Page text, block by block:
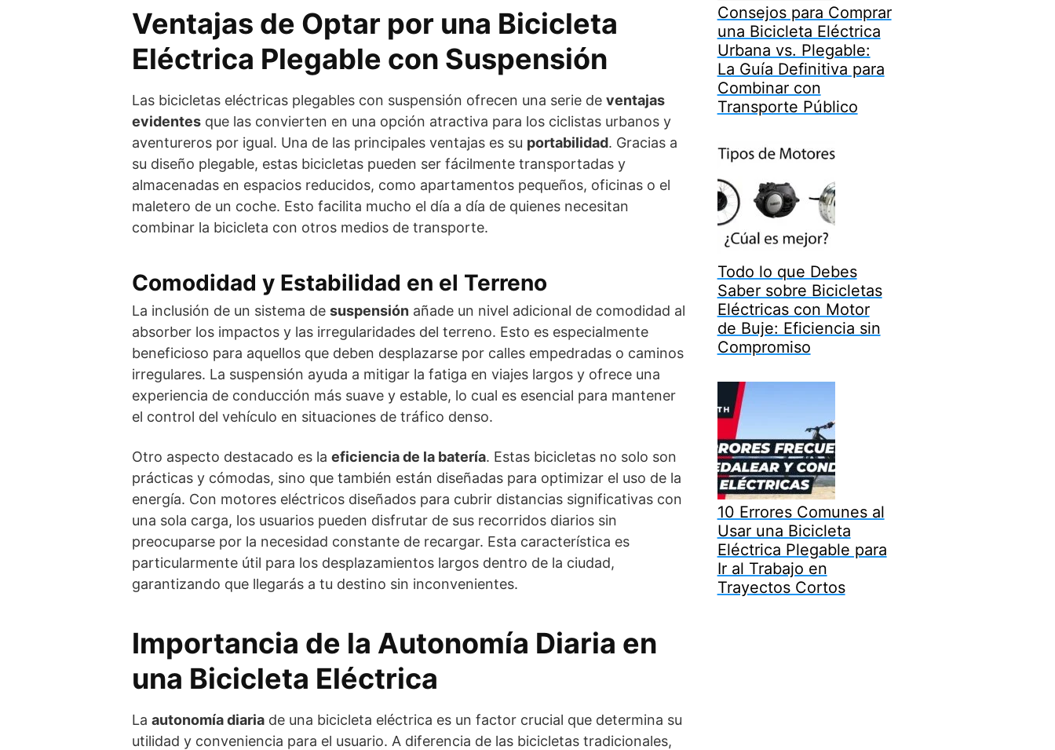
Ventajas de Optar por una Bicicleta
Eléctrica Plegable con Suspensión
Las bicicletas eléctricas plegables con suspensión ofrecen una serie de ventajas
evidentes que las convierten en una opción atractiva para los ciclistas urbanos y
aventureros por igual. Una de las principales ventajas es su portabilidad. Gracias a
su diseño plegable, estas bicicletas pueden ser fácilmente transportadas y
almacenadas en espacios reducidos, como apartamentos pequeños, oficinas o el
maletero de un coche. Esto facilita mucho el día a día de quienes necesitan
combinar la bicicleta con otros medios de transporte.
Comodidad y Estabilidad en el Terreno
La inclusión de un sistema de suspensión añade un nivel adicional de comodidad al
absorber los impactos y las irregularidades del terreno. Esto es especialmente
beneficioso para aquellos que deben desplazarse por calles empedradas o caminos
irregulares. La suspensión ayuda a mitigar la fatiga en viajes largos y ofrece una
experiencia de conducción más suave y estable, lo cual es esencial para mantener
el control del vehículo en situaciones de tráfico denso.
Otro aspecto destacado es la eficiencia de la batería. Estas bicicletas no solo son
prácticas y cómodas, sino que también están diseñadas para optimizar el uso de la
energía. Con motores eléctricos diseñados para cubrir distancias significativas con
una sola carga, los usuarios pueden disfrutar de sus recorridos diarios sin
preocuparse por la necesidad constante de recargar. Esta característica es
particularmente útil para los desplazamientos largos dentro de la ciudad,
garantizando que llegarás a tu destino sin inconvenientes.
Importancia de la Autonomía Diaria en
una Bicicleta Eléctrica
La autonomía diaria de una bicicleta eléctrica es un factor crucial que determina su
utilidad y conveniencia para el usuario. A diferencia de las bicicletas tradicionales,
Consejos para Comprar
una Bicicleta Eléctrica
Urbana vs. Plegable:
La Guía Definitiva para
Combinar con
Transporte Público
Todo lo que Debes
Saber sobre Bicicletas
Eléctricas con Motor
de Buje: Eficiencia sin
Compromiso
10 Errores Comunes al
Usar una Bicicleta
Eléctrica Plegable para
Ir al Trabajo en
Trayectos Cortos